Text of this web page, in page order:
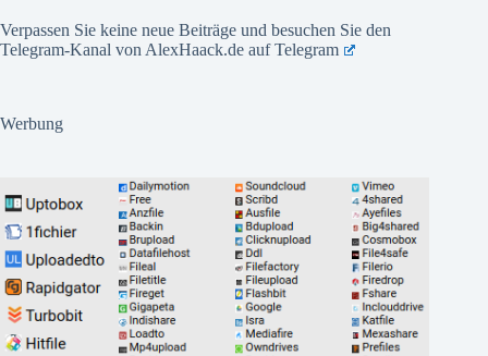
Verpassen Sie keine neue Beiträge und besuchen Sie den
Telegram-Kanal von AlexHaack.de aufTelegram
Werbung